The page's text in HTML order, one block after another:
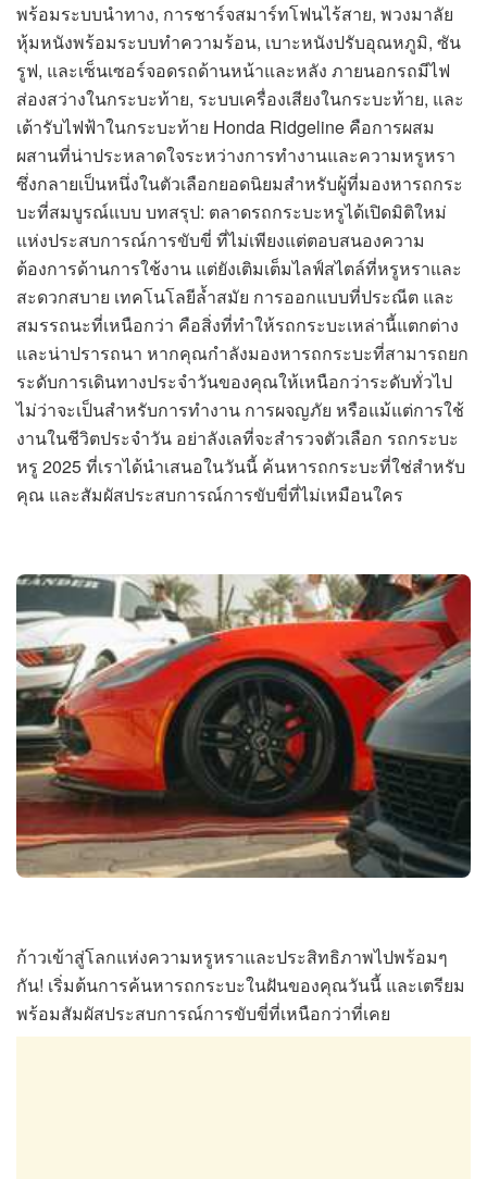
พร้อมระบบนำทาง, การชาร์จสมาร์ทโฟนไร้สาย, พวงมาลัย
หุ้มหนังพร้อมระบบทำความร้อน, เบาะหนังปรับอุณหภูมิ, ซัน
รูฟ, และเซ็นเซอร์จอดรถด้านหน้าและหลัง ภายนอกรถมีไฟ
ส่องสว่างในกระบะท้าย, ระบบเครื่องเสียงในกระบะท้าย, และ
เต้ารับไฟฟ้าในกระบะท้าย Honda Ridgeline คือการผสม
ผสานที่น่าประหลาดใจระหว่างการทำงานและความหรูหรา
ซึ่งกลายเป็นหนึ่งในตัวเลือกยอดนิยมสำหรับผู้ที่มองหารถกระ
บะที่สมบูรณ์แบบ บทสรุป: ตลาดรถกระบะหรูได้เปิดมิติใหม่
แห่งประสบการณ์การขับขี่ ที่ไม่เพียงแต่ตอบสนองความ
ต้องการด้านการใช้งาน แต่ยังเติมเต็มไลฟ์สไตล์ที่หรูหราและ
สะดวกสบาย เทคโนโลยีล้ำสมัย การออกแบบที่ประณีต และ
สมรรถนะที่เหนือกว่า คือสิ่งที่ทำให้รถกระบะเหล่านี้แตกต่าง
และน่าปรารถนา หากคุณกำลังมองหารถกระบะที่สามารถยก
ระดับการเดินทางประจำวันของคุณให้เหนือกว่าระดับทั่วไป
ไม่ว่าจะเป็นสำหรับการทำงาน การผจญภัย หรือแม้แต่การใช้
งานในชีวิตประจำวัน อย่าลังเลที่จะสำรวจตัวเลือก รถกระบะ
หรู 2025 ที่เราได้นำเสนอในวันนี้ ค้นหารถกระบะที่ใช่สำหรับ
คุณ และสัมผัสประสบการณ์การขับขี่ที่ไม่เหมือนใคร
ก้าวเข้าสู่โลกแห่งความหรูหราและประสิทธิภาพไปพร้อมๆ
กัน! เริ่มต้นการค้นหารถกระบะในฝันของคุณวันนี้ และเตรียม
พร้อมสัมผัสประสบการณ์การขับขี่ที่เหนือกว่าที่เคย